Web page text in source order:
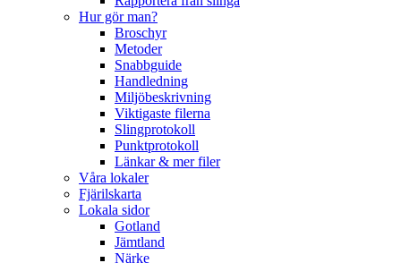
Hur gör man?
Broschyr
Metoder
Snabbguide
Handledning
Miljöbeskrivning
Viktigaste filerna
Slingprotokoll
Punktprotokoll
Länkar & mer filer
Våra lokaler
Fjärilskarta
Lokala sidor
Gotland
Jämtland
Närke